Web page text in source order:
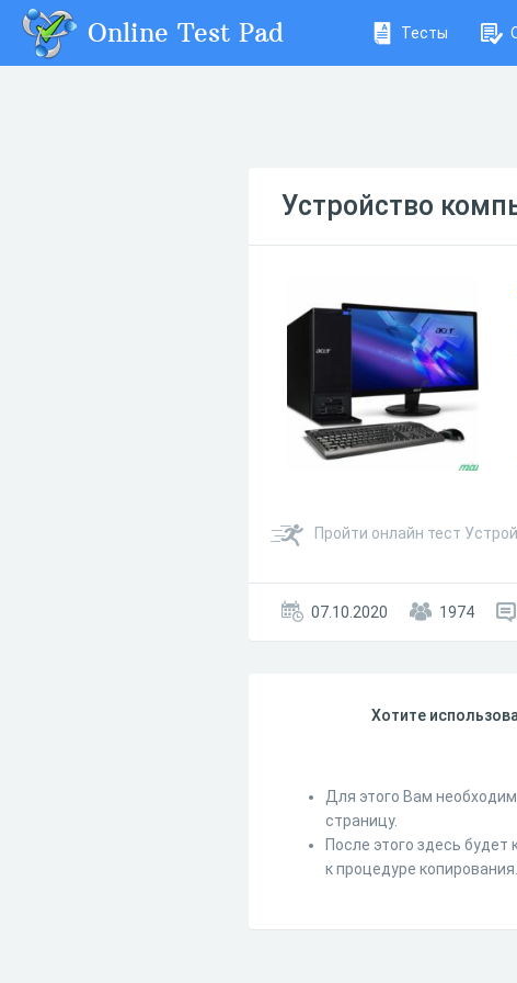
Online Test Pad Тесты
Устройство
Пройти онлайн тест
07.10.2020 1974
Хотите
Для этого Вам
страницу.
После этого здесь
к процедуре копирования.